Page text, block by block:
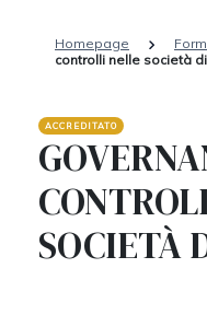
Homepage
controlli nelle società
ACCREDITATO
SOCIETÀ